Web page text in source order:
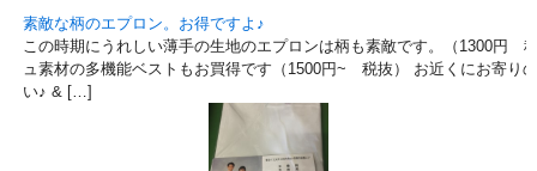
素敵な柄のエプロン。お得ですよ♪
この時期にうれしい薄手の生地のエプロンは柄も素敵です。（1300
ュ素材の多機能ベストもお買得です（1500円~ 税抜） お近くにお寄り
い♪ & […]